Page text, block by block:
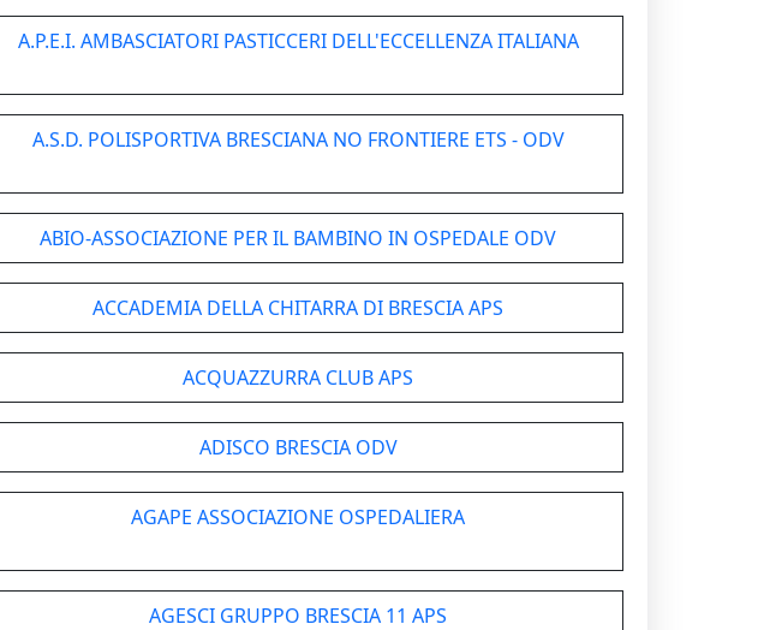
A.P.E.I. AMBASCIATORI PASTICCERI DELL'ECCELLENZA ITALIANA
A.S.D. POLISPORTIVA BRESCIANA NO FRONTIERE ETS - ODV
ABIO-ASSOCIAZIONE PER IL BAMBINO IN OSPEDALE ODV
ACCADEMIA DELLA CHITARRA DI BRESCIA APS
ACQUAZZURRA CLUB APS
ADISCO BRESCIA ODV
AGAPE ASSOCIAZIONE OSPEDALIERA
AGESCI GRUPPO BRESCIA 11 APS